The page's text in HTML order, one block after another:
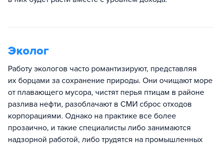
Эколог
Работу экологов часто романтизируют, представляя
их борцами за сохранение природы. Они очищают море
от плавающего мусора, чистят перья птицам в районе
разлива нефти, разоблачают в СМИ сброс отходов
корпорациями. Однако на практике все более
прозаично, и такие специалисты либо занимаются
надзорной работой, либо трудятся на промышленных